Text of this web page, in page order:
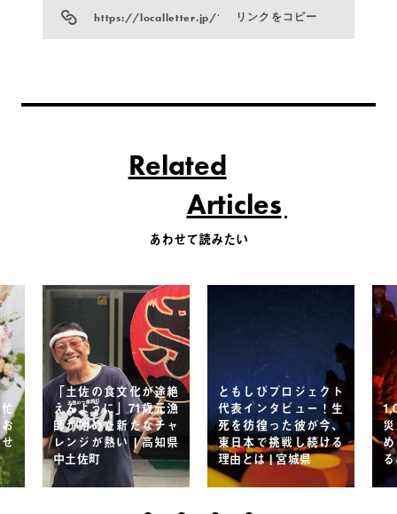
https://localletter.jp/?p=6187リンクをコピー
Related
Articles
あわせて読みたい
「土佐の食文化が途絶
えんように」71歳元漁
師が始めた新たなチャ
レンジが熱い | 高知県
中土佐町
ともしびプロジェクト
代表インタビュー！生
死を彷徨った彼が今、
東日本で挑戦し続ける
理由とは | 宮城県